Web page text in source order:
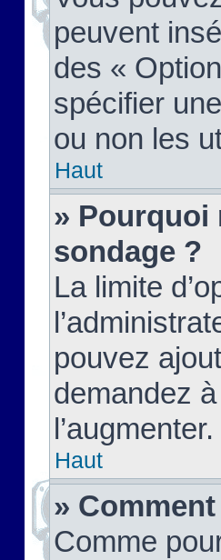
peuvent
des «
spécifier
ou non les
Haut
» Pourquoi
sondage ?
La limite
pouvez
demandez
l’augmenter.
Haut
»
Comme